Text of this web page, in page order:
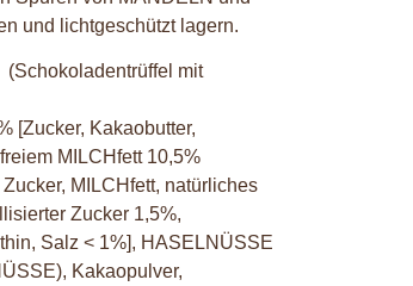
und lichtgeschützt lagern.
(Schokoladentrüffel mit
[Zucker, Kakaobutter,
MILCHfett 10,5%
MILCHfett, natürliches
Zucker 1,5%,
Salz < 1%], HASELNÜSSE
Kakaopulver,